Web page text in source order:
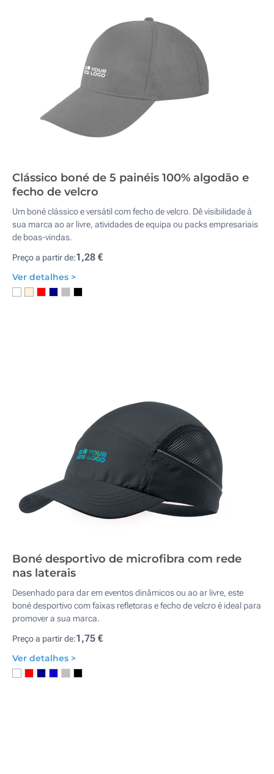
Clássico boné de 5 painéis 100% algodão e
fecho de velcro
Um boné clássico e versátil com fecho de velcro. Dê visibilidade à
sua marca ao ar livre, atividades de equipa ou packs empresariais
de boas-vindas.
Preço a partir de:1,28 €
Ver detalhes >
Boné desportivo de microfibra com rede
nas laterais
Desenhado para dar em eventos dinâmicos ou ao ar livre, este
boné desportivo com faixas refletoras e fecho de velcro é ideal para
promover a sua marca.
Preço a partir de:1,75 €
Ver detalhes >